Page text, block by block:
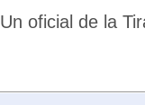
Un oficial de la